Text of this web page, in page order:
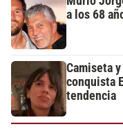
a los 68
Camiseta
conquista
tendencia